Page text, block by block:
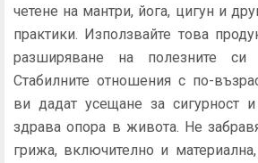
четене на мантри, йога, цигун и
практики. Използвайте това
разширяване на полезните си
Стабилните отношения с по-
ви дадат усещане за сигурност
здрава опора в живота. Не
грижа, включително и